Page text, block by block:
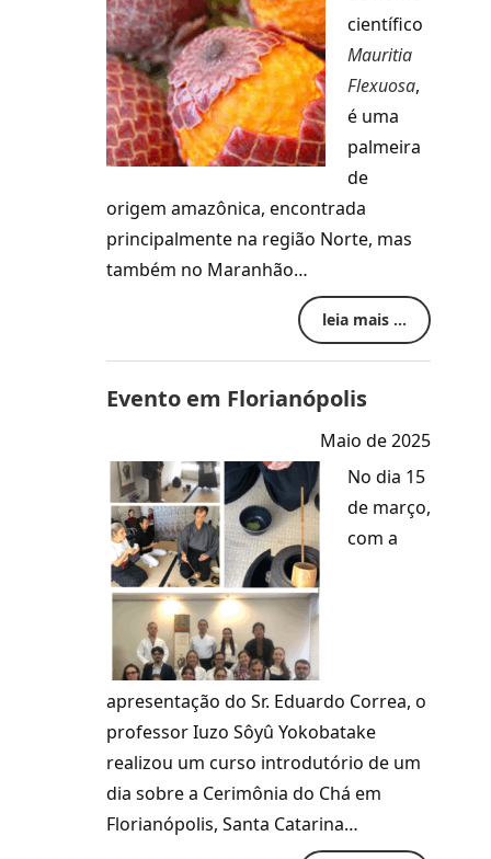
científico
Mauritia
Flexuosa,
é uma
palmeira
de
origem amazônica, encontrada
principalmente na região Norte, mas
também no Maranhão…
leia mais ...
Evento em Florianópolis
Maio de 2025
No dia 15
de março,
com a
apresentação do Sr. Eduardo Correa, o
professor Iuzo Sôyû Yokobatake
realizou um curso introdutório de um
dia sobre a Cerimônia do Chá em
Florianópolis, Santa Catarina…